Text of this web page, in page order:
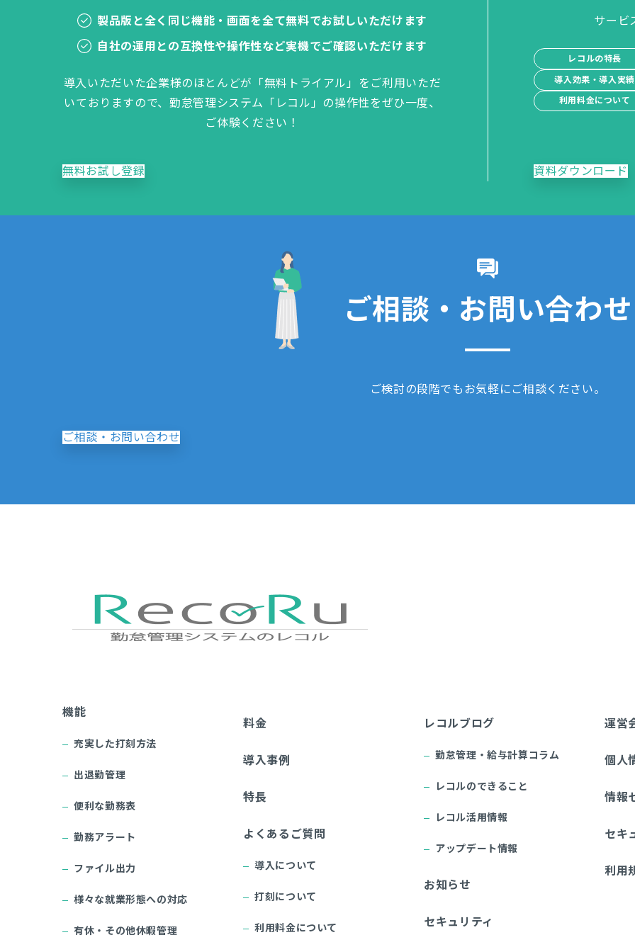
製品版と全く同じ機能・画面を全て無料でお試しいただけます
自社の運用との互換性や操作性など実機でご確認いただけます
導入いただいた企業様のほとんどが「無料トライアル」をご利用いただ
いておりますので、勤怠管理システム「レコル」の操作性をぜひ一度、
ご体験ください！
無料お試し登録
サービ
レコルの特長
導入効果・導入実績
利用料金について
資料ダウンロード
ご相談・お問い合わせ
ご検討の段階でもお気軽にご相談ください。
ご相談・お問い合わせ
機能
充実した打刻方法
出退勤管理
便利な勤務表
勤務アラート
ファイル出力
様々な就業形態への対応
有休・その他休暇管理
料金
導入事例
特長
よくあるご質問
導入について
打刻について
利用料金について
レコルブログ
勤怠管理・給与計算コラム
レコルのできること
レコル活用情報
アップデート情報
お知らせ
セキュリティ
運営
個人
情報
セキ
利用